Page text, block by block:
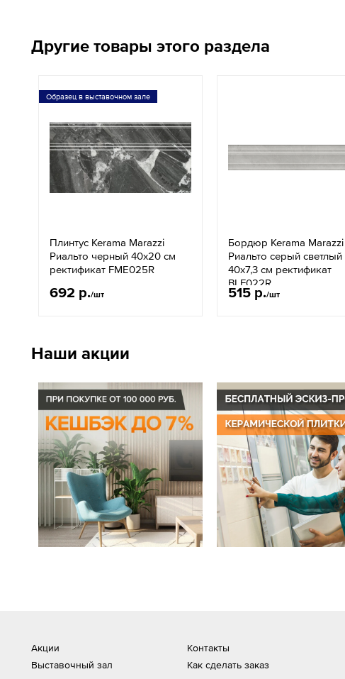
Другие товары этого раздела
Образец в выставочном зале
Плинтус Kerama Marazzi
Риальто черный 40x20 см
ректификат FME025R
692 р./шт
Бордюр Kerama Marazzi
Риальто серый светлый
40х7,3 см ректификат
BLF022R
515 р./шт
Наши акции
Акции
Выставочный зал
Контакты
Как сделать заказ